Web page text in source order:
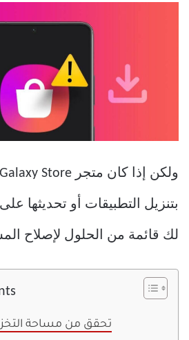
بتنزيل التطبيقات أو تحديثها
لك قائمة من الحلول لإصلاح
1. تحقق من مساحة